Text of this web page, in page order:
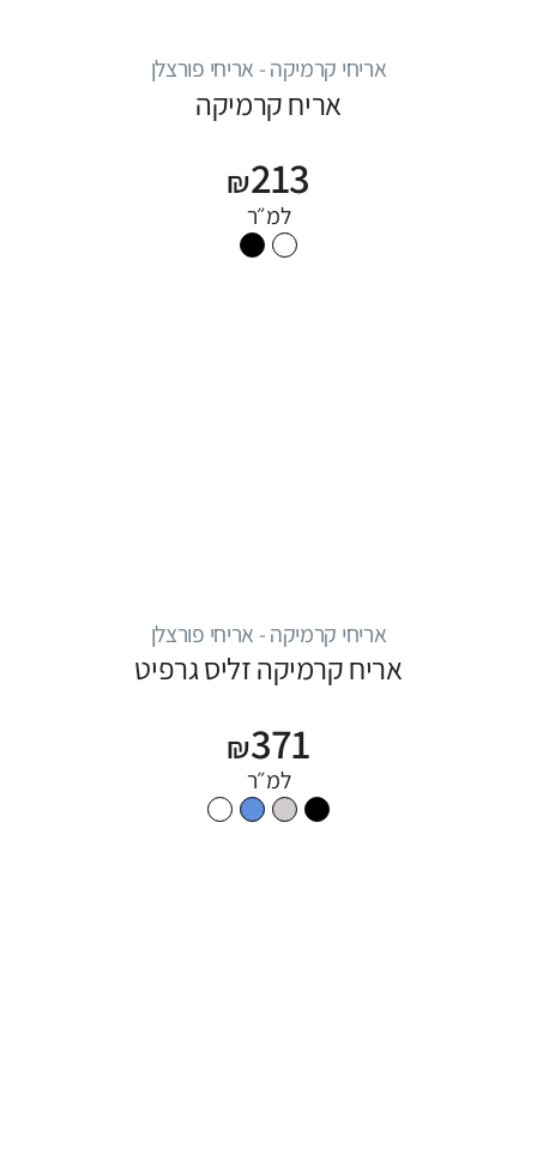
אריחי קרמיקה - אריחי פורצלן
אריח קרמיקה
₪213
למ״ר
אריחי קרמיקה - אריחי פורצלן
אריח קרמיקה זליס גרפיט
₪371
למ״ר